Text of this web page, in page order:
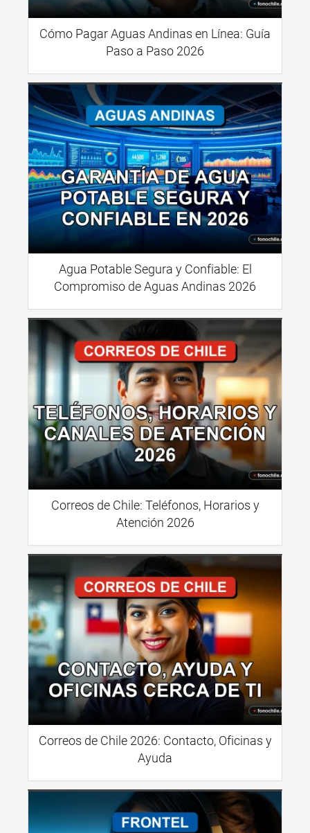
Cómo Pagar Aguas Andinas en Línea: Guía
Paso a Paso 2026
Agua Potable Segura y Confiable: El
Compromiso de Aguas Andinas 2026
Correos de Chile: Teléfonos, Horarios y
Atención 2026
Correos de Chile 2026: Contacto, Oficinas y
Ayuda